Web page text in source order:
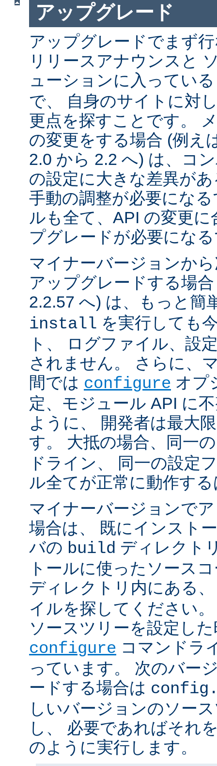
アップグレード
アップグレードでまず
リリースアナウンスと
ューションに入ってい
で、 自身のサイトに対
更点を探すことです。
の変更をする場合 (例え
2.0 から 2.2 へ) は、コ
の設定に大きな差異が
手動の調整が必要にな
ルも全て、API の変更
プグレードが必要にな
マイナーバージョンか
アップグレードする場
2.2.57 へ) は、もっと簡
install を実行しても
ト、 ログファイル、設
されません。 さらに、
間では configure オプ
定、モジュール API に
ように、 開発者は最大
す。 大抵の場合、同一
ドライン、 同一の設定
ル全てが正常に動作す
マイナーバージョンで
場合は、 既にインスト
バの build ディレクト
トールに使ったソース
ディレクトリ内にある
イルを探してください
ソースツリーを設定し
configure コマンドラ
っています。 次のバー
ードする場合は
しいバージョンのソー
し、 必要であればそれ
のように実行します。